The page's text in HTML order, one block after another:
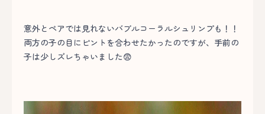
意外とペアでは見れないバブルコーラルシュリンプも！！
両方の子の目にピントを合わせたかったのですが、手前の
子は少しズレちゃいました😨